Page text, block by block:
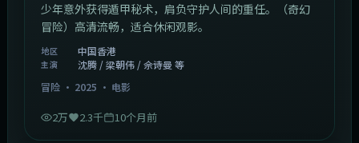
少年意外获得遁甲秘术，肩负守护人间的重任。（奇幻
冒险）高清流畅，适合休闲观影。
地区 中国香港
主演
沈腾 / 梁朝伟 / 佘诗曼 等
冒险· 2025 · 电影
2万 2.3千 10个月前